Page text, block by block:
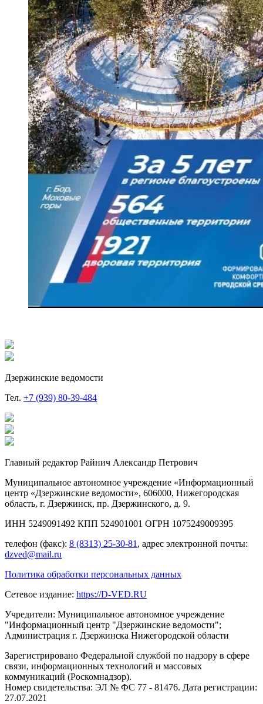
Дзержинские ведомости
Тел. +7 (939) 80-39-484
Главный редактор Райнич Александр Петрович
Муниципальное автономное учреждение «Информационный
центр «Дзержинские ведомости», 606000, Нижегородская
область, г. Дзержинск, пр. Дзержинского, д. 9.
ИНН 5249091492 КПП 524901001 ОГРН 1075249009395
телефон (факс): 8 (8313) 25-30-81 , адрес электронной почты:
dzved@mail.ru
Политика обработки персональных данных
Сетевое издание: https://D-VED.RU
Учредители: Муниципальное автономное учреждение
"Информационный центр "Дзержинские ведомости";
Администрация г. Дзержинска Нижегородской области
Зарегистрировано Федеральной службой по надзору в сфере
связи, информационных технологий и массовых
коммуникаций (Роскомнадзор).
Номер свидетельства: ЭЛ № ФС 77 - 81476. Дата регистрации:
27.07.2021